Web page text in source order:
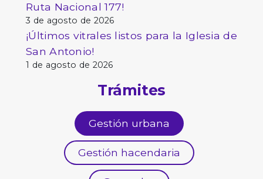
Ruta Nacional 177!
3 de agosto de 2026
¡Últimos vitrales listos para la Iglesia de
San Antonio!
1 de agosto de 2026
Trámites
Gestión urbana
Gestión hacendaria